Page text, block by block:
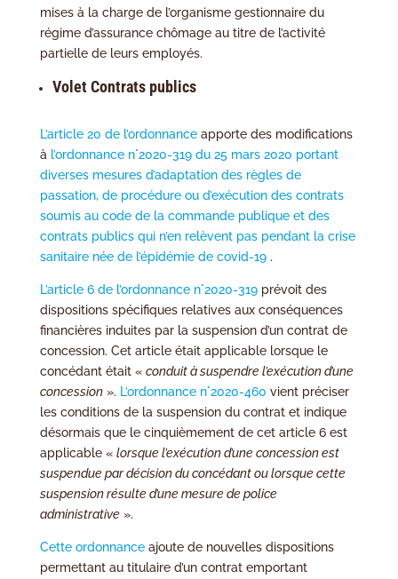
mises à la charge de l’organisme gestionnaire du
régime d’assurance chômage au titre de l’activité
partielle de leurs employés.
Volet Contrats publics
L’article 20 de l’ordonnanceapporte des modifications
à l’ordonnance n°2020-319 du 25 mars 2020 portant
diverses mesures d’adaptation des règles de
passation, de procédure ou d’exécution des contrats
soumis au code de la commande publique et des
contrats publics qui n’en relèvent pas pendant la crise
sanitaire née de l’épidémie de covid-19.
L’article 6 de l’ordonnance n°2020-319prévoit des
dispositions spécifiques relatives aux conséquences
financières induites par la suspension d’un contrat de
concession. Cet article était applicable lorsque le
concédant était « conduit à suspendre l’exécution d’une
concession». L’ordonnance n°2020-460 vient préciser
les conditions de la suspension du contrat et indique
désormais que le cinquièmement de cet article 6 est
applicable « lorsque l’exécution d’une concession est
suspendue par décision du concédantou lorsque cette
suspension résulte d’une mesure de police
administrative».
Cette ordonnanceajoute de nouvelles dispositions
permettant au titulaire d’un contrat emportant